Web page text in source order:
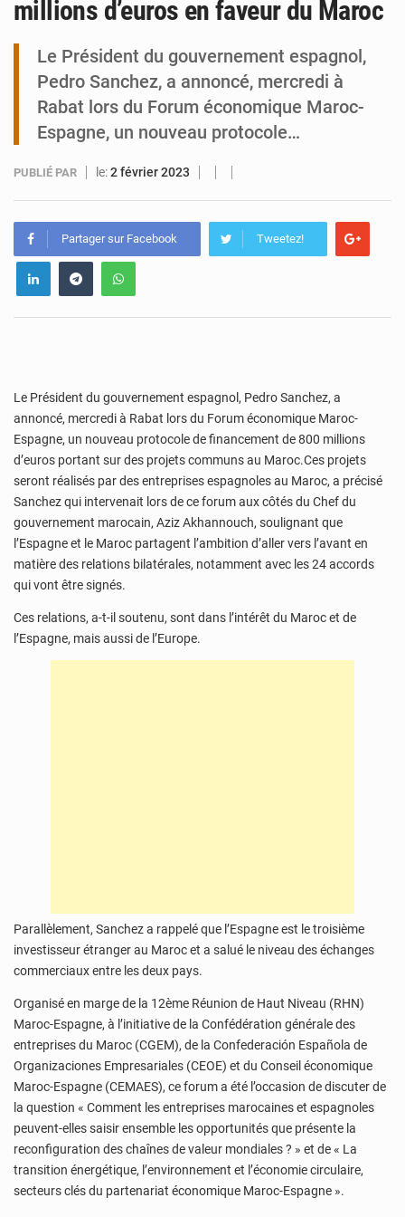
millions d’euros en faveur du Maroc
Le Président du gouvernement espagnol,
Pedro Sanchez, a annoncé, mercredi à
Rabat lors du Forum économique Maroc-
Espagne, un nouveau protocole…
PUBLIÉ PAR le:2 février 2023
Partager sur Facebook Tweetez!
Le Président du gouvernement espagnol, Pedro Sanchez, a
annoncé, mercredi à Rabat lors du Forum économique Maroc-
Espagne, un nouveau protocole de financement de 800 millions
d’euros portant sur des projets communs au Maroc.Ces projets
seront réalisés par des entreprises espagnoles au Maroc, a précisé
Sanchez qui intervenait lors de ce forum aux côtés du Chef du
gouvernement marocain, Aziz Akhannouch, soulignant que
l’Espagne et le Maroc partagent l’ambition d’aller vers l’avant en
matière des relations bilatérales, notamment avec les 24 accords
qui vont être signés.
Ces relations, a-t-il soutenu, sont dans l’intérêt du Maroc et de
l’Espagne, mais aussi de l’Europe.
Parallèlement, Sanchez a rappelé que l’Espagne est le troisième
investisseur étranger au Maroc et a salué le niveau des échanges
commerciaux entre les deux pays.
Organisé en marge de la 12ème Réunion de Haut Niveau (RHN)
Maroc-Espagne, à l’initiative de la Confédération générale des
entreprises du Maroc (CGEM), de la Confederación Española de
Organizaciones Empresariales (CEOE) et du Conseil économique
Maroc-Espagne (CEMAES), ce forum a été l’occasion de discuter de
la question « Comment les entreprises marocaines et espagnoles
peuvent-elles saisir ensemble les opportunités que présente la
reconfiguration des chaînes de valeur mondiales ? » et de « La
transition énergétique, l’environnement et l’économie circulaire,
secteurs clés du partenariat économique Maroc-Espagne ».